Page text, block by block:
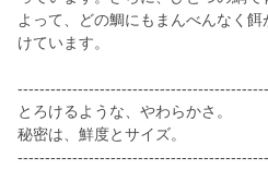
よって、どの鯛にもまんべんなく
けています。
とろけるような、やわらかさ。
秘密は、鮮度とサイズ。